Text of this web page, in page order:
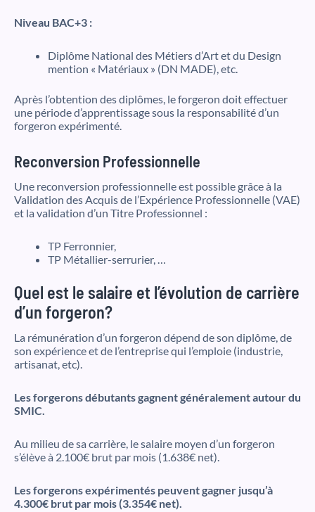
Niveau BAC+3 :
Diplôme National des Métiers d’Art et du Design
mention « Matériaux » (DN MADE), etc.
Après l’obtention des diplômes, le forgeron doit effectuer
une période d’apprentissage sous la responsabilité d’un
forgeron expérimenté.
Reconversion Professionnelle
Une reconversion professionnelle est possible grâce à la
Validation des Acquis de l’Expérience Professionnelle (VAE)
et la validation d’un Titre Professionnel :
TP Ferronnier,
TP Métallier-serrurier, …
Quel est le salaire et l’évolution de carrière
d’un forgeron?
La rémunération d’un forgeron dépend de son diplôme, de
son expérience et de l’entreprise qui l’emploie (industrie,
artisanat, etc).
Les forgerons débutants gagnent généralement autour du
SMIC.
Au milieu de sa carrière, le salaire moyen d’un forgeron
s’élève à 2.100€ brut par mois (1.638€ net).
Les forgerons expérimentés peuvent gagner jusqu’à
4.300€ brut par mois (3.354€ net).